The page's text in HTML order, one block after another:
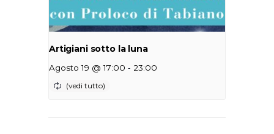
Artigiani sotto la luna
Agosto 19 @ 17:00 - 23:00